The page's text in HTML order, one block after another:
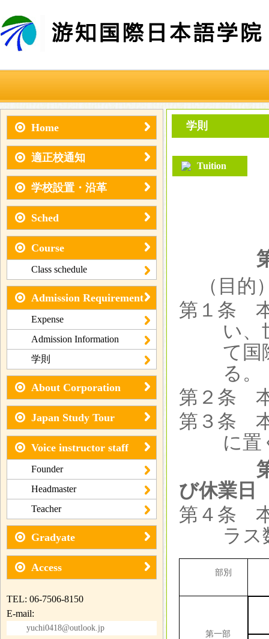
Home
適正校通知
学校設置・沿革
Sched
Course
Class schedule
Admission Requirement
Expense
Admission Information
学則
About Corporation
Japan Study Tour
Voice instructor staff
Founder
Headmaster
Teacher
Gradyate
Access
TEL: 06-7506-8150
E-mail:
yuchi0418@outlook.jp
学則
Tuition
第
（目的
第１条
い、
て国
る。
第２条
第３条
に置
第２
び休業日
第４条
ラス
部別
第一部